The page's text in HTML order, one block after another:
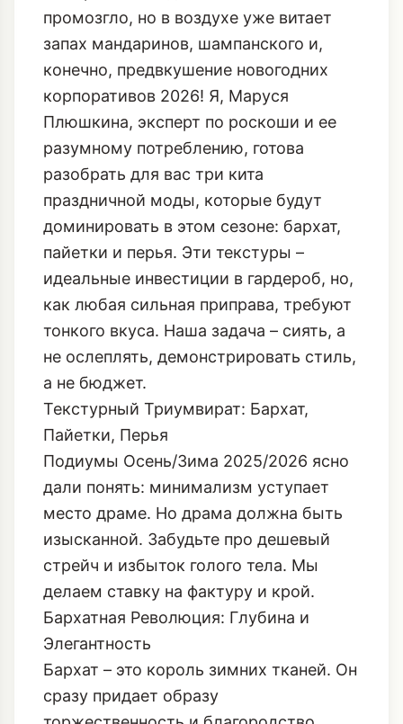
Ноябрь 2025 года. За окном
промозгло, но в воздухе уже витает
запах мандаринов, шампанского и,
конечно, предвкушение новогодних
корпоративов 2026! Я, Маруся
Плюшкина, эксперт по роскоши и ее
разумному потреблению, готова
разобрать для вас три кита
праздничной моды, которые будут
доминировать в этом сезоне: бархат,
пайетки и перья. Эти текстуры –
идеальные инвестиции в гардероб, но,
как любая сильная приправа, требуют
тонкого вкуса. Наша задача – сиять, а
не ослеплять, демонстрировать стиль,
а не бюджет.
Текстурный Триумвират: Бархат,
Пайетки, Перья
Подиумы Осень/Зима 2025/2026 ясно
дали понять: минимализм уступает
место драме. Но драма должна быть
изысканной. Забудьте про дешевый
стрейч и избыток голого тела. Мы
делаем ставку на фактуру и крой.
Бархатная Революция: Глубина и
Элегантность